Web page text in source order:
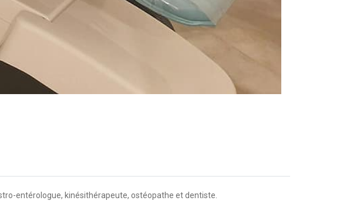
entérologue, kinésithérapeute, ostéopathe et dentiste.